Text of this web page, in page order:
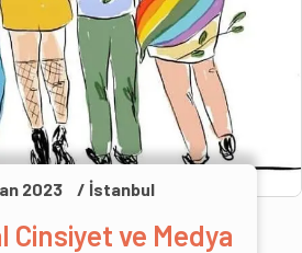
2023 / İstanbul
Cinsiyet ve Medya